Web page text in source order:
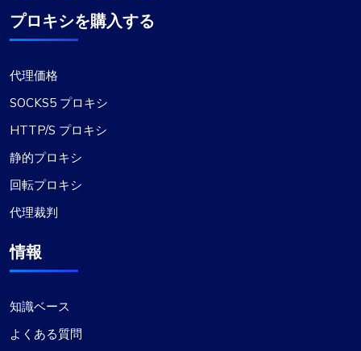
プロキシを購入する
代理価格
SOCKS5 プロキシ
HTTP/S プロキシ
静的プロキシ
回転プロキシ
代理裁判
情報
知識ベース
よくある質問